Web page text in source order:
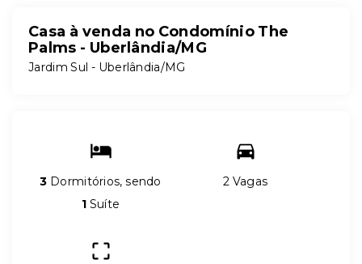
Casa à venda no Condomínio The
Palms - Uberlândia/MG
Jardim Sul - Uberlândia/MG
3 Dormitórios, sendo
1 Suíte
2 Vagas